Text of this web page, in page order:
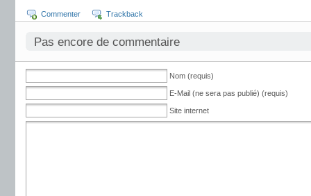
Commenter Trackback
Pas encore de commentaire
Nom (requis)
E-Mail (ne sera pas publié) (requis)
Site internet